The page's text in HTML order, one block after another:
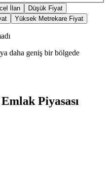
İlan
Düşük Fiyat
Yüksek Metrekare Fiyat
daha geniş bir bölgede
Piyasası